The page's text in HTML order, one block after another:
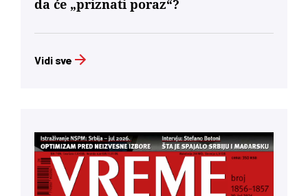
da će „priznati poraz“?
Vidi sve